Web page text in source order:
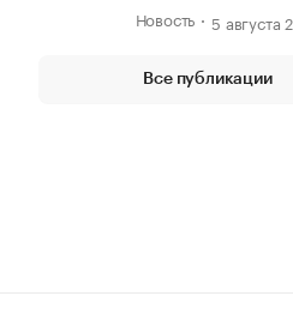
Новость
5 августа
Все публикации